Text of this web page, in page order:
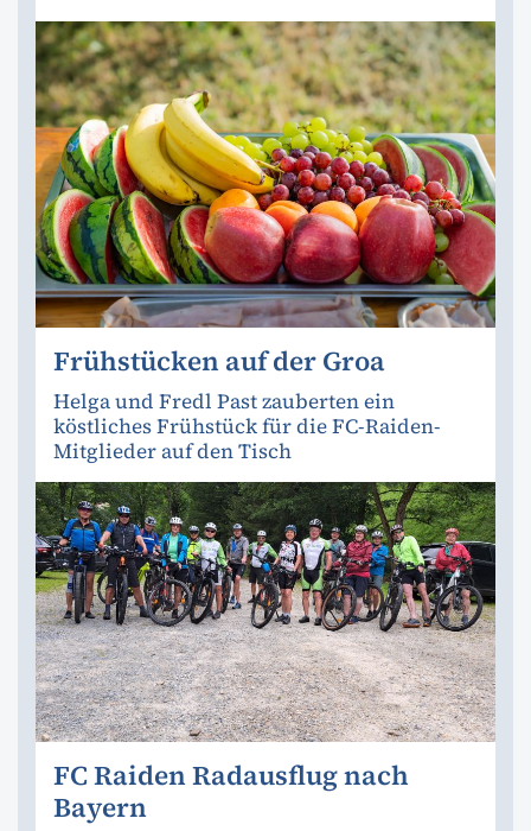
Frühstücken auf der Groa
Helga und Fredl Past zauberten ein
köstliches Frühstück für die FC-Raiden-
Mitglieder auf den Tisch
FC Raiden Radausflug nach
Bayern